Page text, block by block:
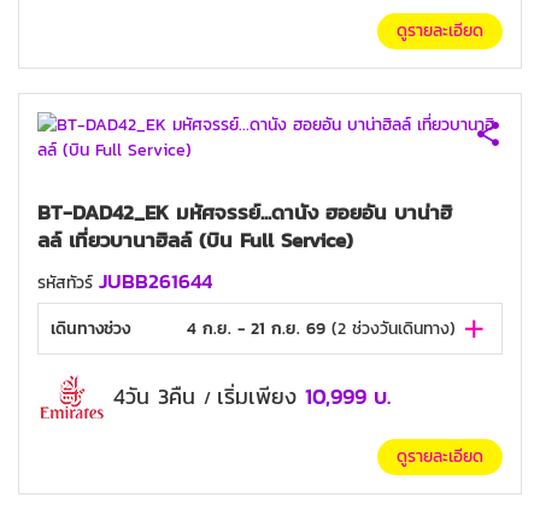
ดูรายละเอียด
BT-DAD42_EK มหัศจรรย์...ดานัง ฮอยอัน บาน่าฮิ
ลล์ เที่ยวบานาฮิลล์ (บิน Full Service)
รหัสทัวร์ JUBB261644
เดินทางช่วง 4 ก.ย. - 21 ก.ย. 69 (2 ช่วงวันเดินทาง)
4วัน 3คืน / เริ่มเพียง 10,999 บ.
ดูรายละเอียด